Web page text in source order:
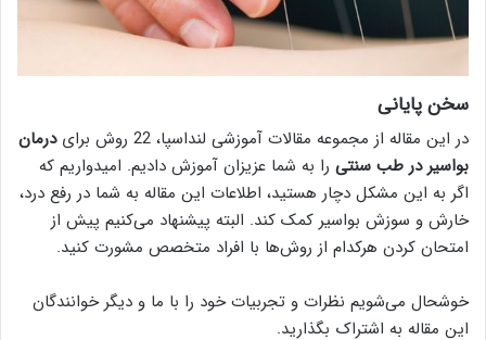
سخن پایانی
در این مقاله از مجموعه مقالات آموزشی لنداسپا، 22 روش برای
درمان
بواسیر در طب سنتی را به شما عزیزان آموزش دادیم. امیدواریم که
اگر به این مشکل دچار هستید، اطلاعات این مقاله به شما در رفع درد،
خارش و سوزش بواسیر کمک کند. البته پیشنهاد می‌کنیم پیش از
امتحان کردن هرکدام از روش‌ها با افراد متخصص مشورت کنید.
خوشحال می‌شویم نظرات و تجربیات خود را با ما و دیگر خوانندگان
این مقاله به اشتراک بگذارید.